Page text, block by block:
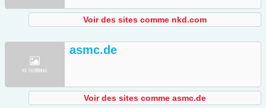
Voir des sites comme nkd.com
asmc.de
Voir des sites comme asmc.de